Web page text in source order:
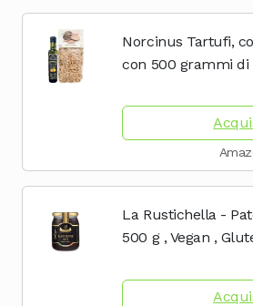
Miele
Pasta
Cioccolata
Norcinus Tartufi,
con 500 grammi di
lavorato in Italia +
extravergine...
La Rustichella -
500 g , Vegan ,
Italiana